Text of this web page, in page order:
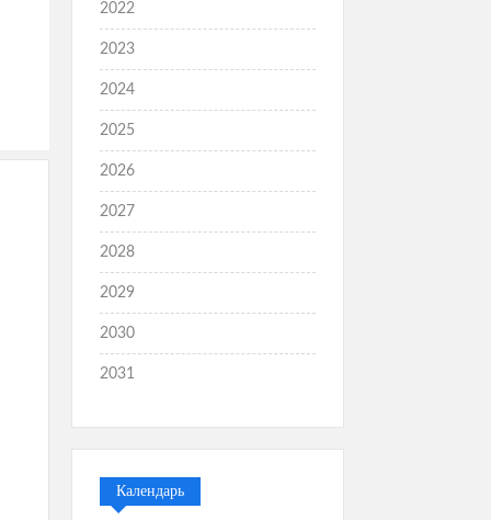
2022
2023
2024
2025
2026
2027
2028
2029
2030
2031
Календарь